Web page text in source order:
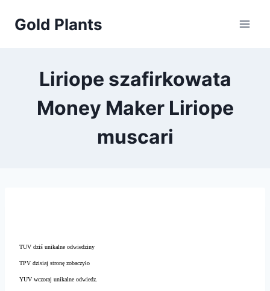
Gold Plants
Liriope szafirkowata
Money Maker Liriope
muscari
TUV dziś unikalne odwiedziny
TPV dzisiaj stronę zobaczyło
YUV wczoraj unikalne odwiedz.